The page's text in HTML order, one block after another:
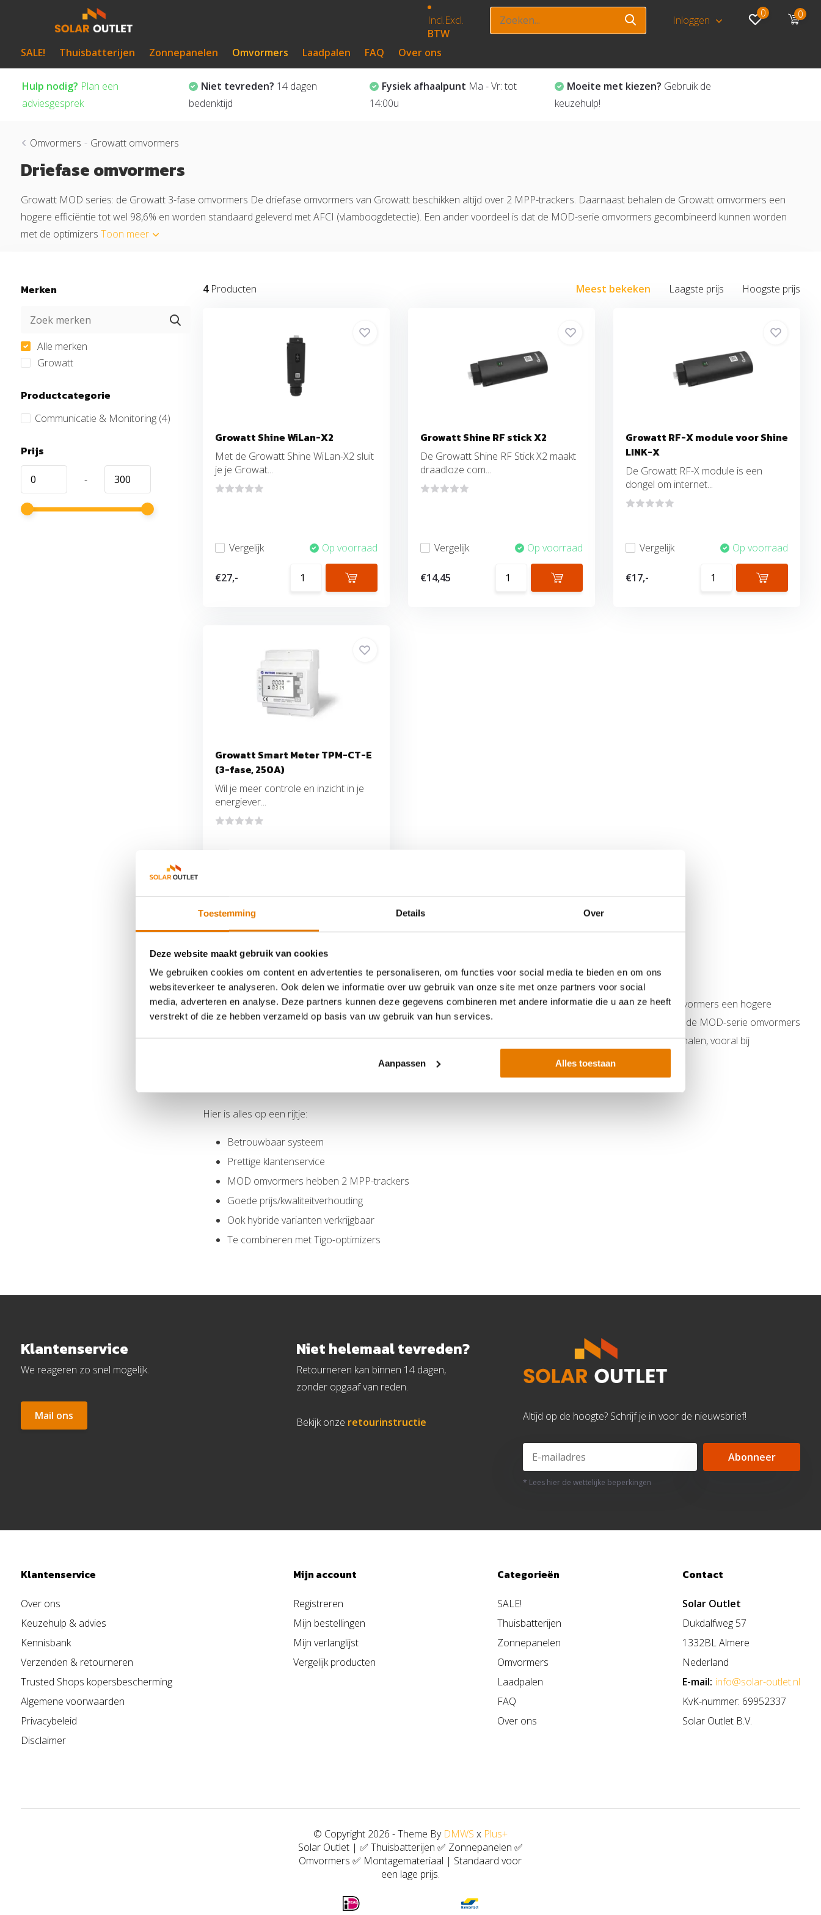
Toestemming Details Over
Deze website maakt gebruik van cookies
We gebruiken cookies om content en advertenties te personaliseren, om functies voor social media te bieden en om ons
websiteverkeer te analyseren. Ook delen we informatie over uw gebruik van onze site met onze partners voor social
media, adverteren en analyse. Deze partners kunnen deze gegevens combineren met andere informatie die u aan ze heeft
verstrekt of die ze hebben verzameld op basis van uw gebruik van hun services.
Aanpassen Alles toestaan
Incl.Excl.
BTW
Inloggen
0 0
SALE! Thuisbatterijen Zonnepanelen Omvormers Laadpalen FAQ Over ons
Hulp nodig? Plan een
adviesgesprek
Niet tevreden? 14 dagen
bedenktijd
Fysiek afhaalpunt Ma - Vr: tot
14:00u
Moeite met kiezen? Gebruik de
keuzehulp!
Omvormers - Growatt omvormers
Driefase omvormers
Growatt MOD series: de Growatt 3-fase omvormers De driefase omvormers van Growatt beschikken altijd over 2 MPP-trackers. Daarnaast behalen de Growatt omvormers een
hogere efficiëntie tot wel 98,6% en worden standaard geleverd met AFCI (vlamboogdetectie). Een ander voordeel is dat de MOD-serie omvormers gecombineerd kunnen worden
met de optimizers Toon meer
Merken
Alle merken
Growatt
Productcategorie
Communicatie & Monitoring (4)
Prijs
-
4Producten Meest bekeken Laagste prijs Hoogste prijs
Growatt Shine WiLan-X2
Met de Growatt Shine WiLan-X2 sluit
je je Growat...
Vergelijk Op voorraad
€27,-
Growatt Shine RF stick X2
De Growatt Shine RF Stick X2 maakt
draadloze com...
Vergelijk Op voorraad
€14,45
Growatt RF-X module voor Shine
LINK-X
De Growatt RF-X module is een
dongel om internet...
Vergelijk Op voorraad
€17,-
Growatt Smart Meter TPM-CT-E
(3-fase, 250A)
Wil je meer controle en inzicht in je
energiever...
€252,95
Growatt MOD series: de Growatt 3-fase omvormers
De driefase omvormers van Growatt beschikken altijd over 2 MPP-trackers. Daarnaast behalen de Growatt omvormers een hogere
efficiëntie tot wel 98,6% en worden standaard geleverd met AFCI (vlamboogdetectie). Een ander voordeel is dat de MOD-serie omvormers
gecombineerd kunnen worden met de optimizers van Tigo, waardoor je nog meer uit je Growatt installatie kunt halen, vooral bij
Hier is alles op een rijtje:
Betrouwbaar systeem
Prettige klantenservice
MOD omvormers hebben 2 MPP-trackers
Goede prijs/kwaliteitverhouding
Ook hybride varianten verkrijgbaar
Te combineren met Tigo-optimizers
Klantenservice
We reageren zo snel mogelijk.
Mail ons
Niet helemaal tevreden?
Retourneren kan binnen 14 dagen,
zonder opgaaf van reden.
Bekijk onze retourinstructie Altijd op de hoogte? Schrijf je in voor de nieuwsbrief!
Abonneer
* Lees hier de wettelijke beperkingen
Klantenservice
Over ons
Keuzehulp & advies
Kennisbank
Verzenden & retourneren
Trusted Shops kopersbescherming
Algemene voorwaarden
Privacybeleid
Disclaimer
Mijn account
Registreren
Mijn bestellingen
Mijn verlanglijst
Vergelijk producten
Categorieën
SALE!
Thuisbatterijen
Zonnepanelen
Omvormers
Laadpalen
FAQ
Over ons
Contact
Solar Outlet
Dukdalfweg 57
1332BL Almere
Nederland
E-mail: info@solar-outlet.nl
KvK-nummer: 69952337
Solar Outlet B.V.
© Copyright 2026 - Theme By DMWS x Plus+
Solar Outlet | ✅ Thuisbatterijen ✅ Zonnepanelen ✅
Omvormers ✅ Montagemateriaal | Standaard voor
een lage prijs.